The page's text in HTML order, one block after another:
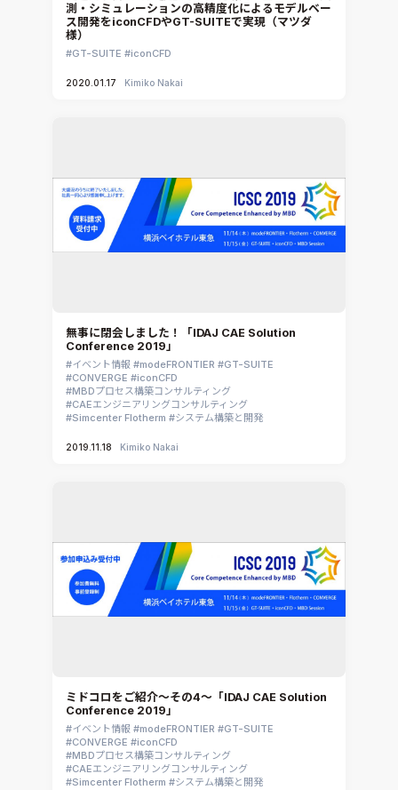
測・シミュレーションの高精度化によるモデルベー
ス開発をiconCFDやGT-SUITEで実現（マツダ
様）
GT-SUITE iconCFD
2020.01.17 Kimiko Nakai
無事に閉会しました！「IDAJ CAE Solution
Conference 2019」
イベント情報 modeFRONTIER
GT-SUITE
CONVERGE
iconCFD
MBDプロセス構築コンサルティング
CAEエンジニアリングコンサルティング
Simcenter Flotherm
システム構築と開発
2019.11.18 Kimiko Nakai
ミドコロをご紹介～その4～「IDAJ CAE Solution
Conference 2019」
イベント情報 modeFRONTIER
GT-SUITE
CONVERGE
iconCFD
MBDプロセス構築コンサルティング
CAEエンジニアリングコンサルティング
Simcenter Flotherm
システム構築と開発